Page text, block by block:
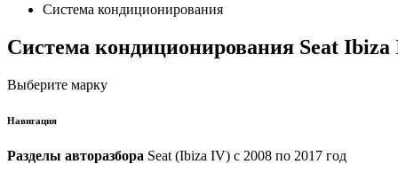
Система кондиционирования
Система кондиционирования Seat Ibiza
Выберите марку
Навигация
Разделы авторазбора Seat (Ibiza IV) с 2008 по 2017 год